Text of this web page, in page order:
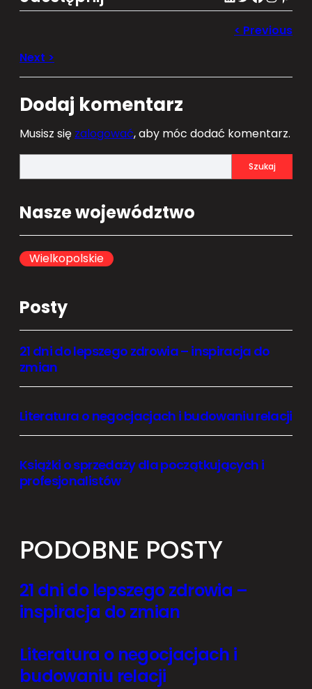
Dodaj komentarz
Musisz się zalogować, aby móc dodać komentarz.
e
r
c
h
Szukaj
Nasze województwo
Wielkopolskie
Posty
21 dni do lepszego zdrowia – inspiracja do
zmian
Literatura o negocjacjach i budowaniu relacji
Książki o sprzedaży dla początkujących i
profesjonalistów
PODOBNE POSTY
21 dni do lepszego zdrowia –
inspiracja do zmian
Literatura o negocjacjach i
budowaniu relacji